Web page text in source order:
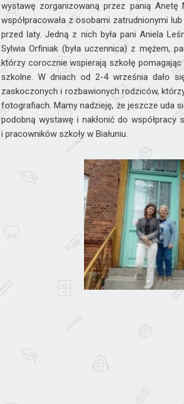
wystawę zorganizowaną przez panią
współpracowała z osobami zatrudnionymi
przed laty. Jedną z nich była pani Aniela
Sylwia Orfiniak (była uczennica) z mężem,
którzy corocznie wspierają szkołę
szkolne. W dniach od 2-4 września dało
zaskoczonych i rozbawionych rodziców,
fotografiach. Mamy nadzieję, że jeszcze uda
podobną wystawę i nakłonić do współpracy
i pracowników szkoły w Białuniu.